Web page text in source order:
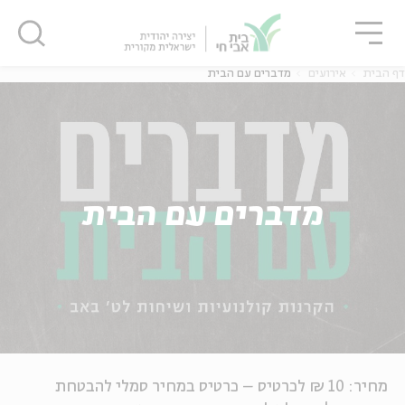
דף הבית אירועים מדברים עם הבית
מדברים עם הבית
מחיר: 10 ₪ לכרטיס – כרטיס במחיר סמלי להבטחת
סגור